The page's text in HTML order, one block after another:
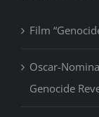
Film
Oscar-
Genocide